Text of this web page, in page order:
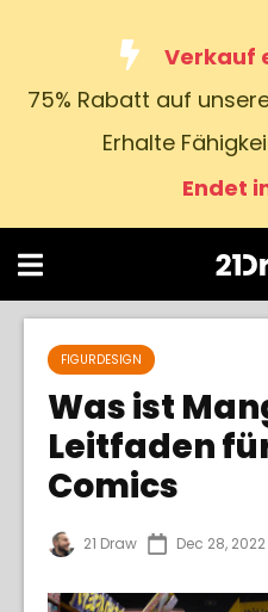
Verkauf
75% Rabatt auf
Erhalte
Endet
Kurse
Über uns
Anmelden
Deutsch
FIGURDESIGN
Was ist
Leitfaden
Comics
21 Draw Dec 28, 2022